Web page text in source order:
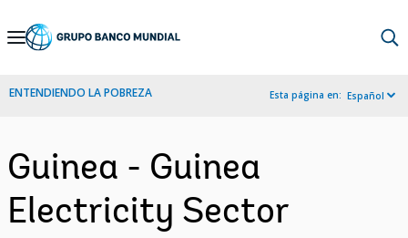
Skip
Navigation
ENTENDIENDO LA POBREZA Esta página en: Español
Guinea - Guinea
Electricity Sector